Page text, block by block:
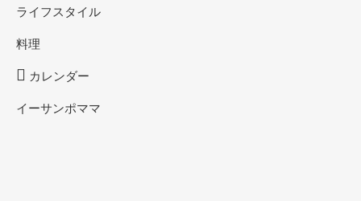
ライフスタイル
料理
カレンダー
イーサンポママ